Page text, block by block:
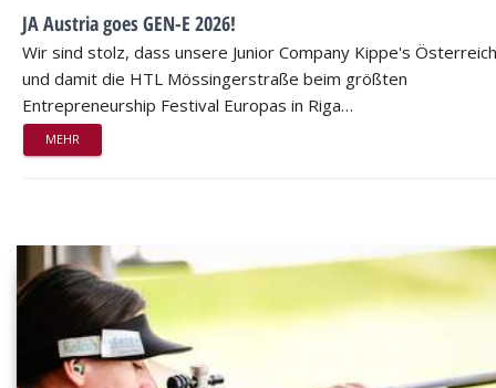
JA Austria goes GEN-E 2026!
Wir sind stolz, dass unsere Junior Company Kippe's Österreich
und damit die HTL Mössingerstraße beim größten
Entrepreneurship Festival Europas in Riga…
MEHR